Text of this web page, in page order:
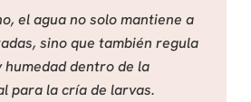
el agua no solo mantiene a
sino que también regula
dentro de la
para la cría de larvas.